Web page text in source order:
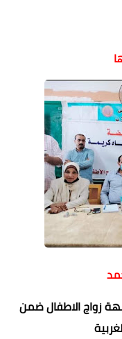
زواج الاطفال ضمن